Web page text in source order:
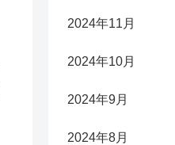
2024年11月
2024年10月
2024年9月
2024年8月